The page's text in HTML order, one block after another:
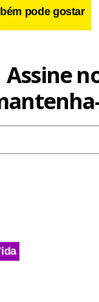
pode gostar
Assine